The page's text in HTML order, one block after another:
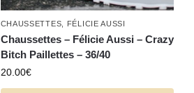
CHAUSSETTES FÉLICIE AUSSI
Chaussettes – Félicie Aussi – Crazy
Bitch Paillettes – 36/40
20.00€